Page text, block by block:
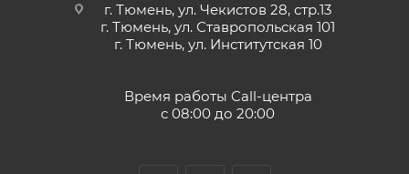
г. Тюмень, ул. Чекистов 28, стр.13
г. Тюмень, ул. Ставропольская 101
г. Тюмень, ул. Институтская 10
Время работы Call-центра
с 08:00 до 20:00